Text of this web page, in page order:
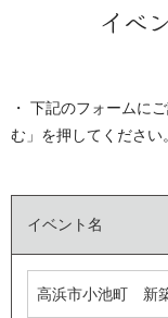
イベ
下記のフォームに
む」を押してください。
イベント名
高浜市小池町 新